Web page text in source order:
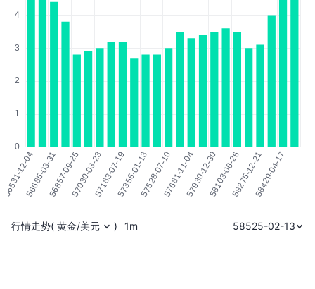
行情走势( 黄金/美元 ) 1m 58525-02-13